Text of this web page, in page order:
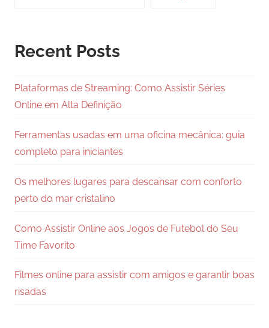
Recent Posts
Plataformas de Streaming: Como Assistir Séries
Online em Alta Definição
Ferramentas usadas em uma oficina mecânica: guia
completo para iniciantes
Os melhores lugares para descansar com conforto
perto do mar cristalino
Como Assistir Online aos Jogos de Futebol do Seu
Time Favorito
Filmes online para assistir com amigos e garantir boas
risadas